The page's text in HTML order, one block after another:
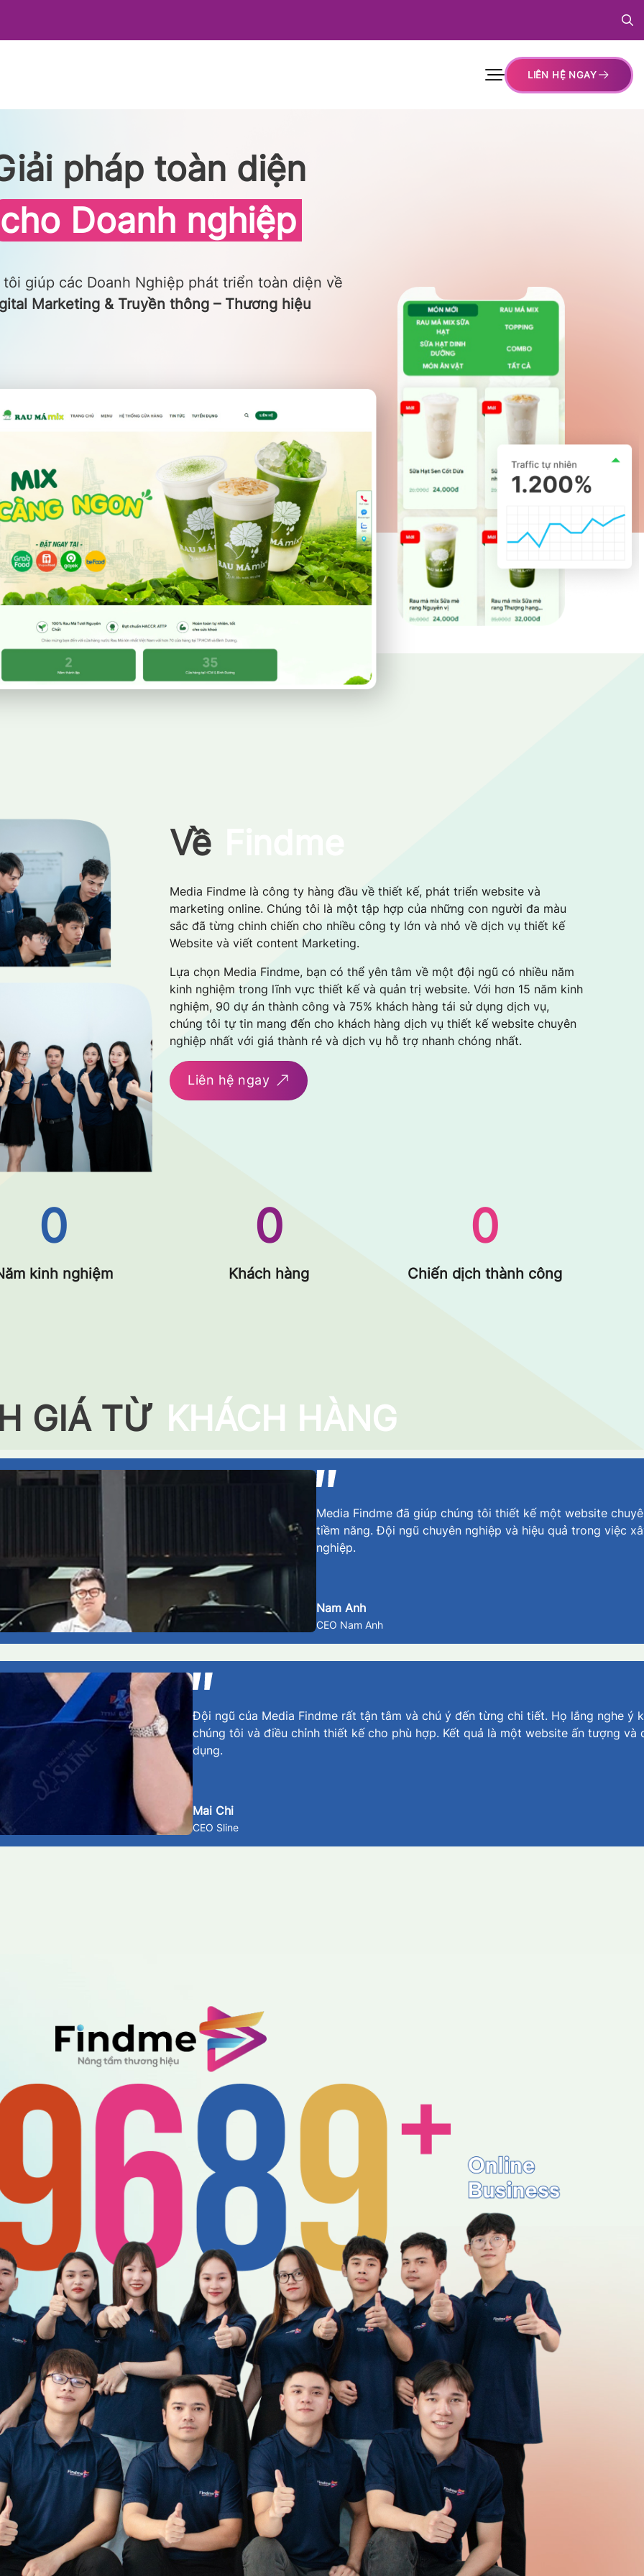
LIÊN HỆ NGAY
pháp toàn diện
cho Doanh nghiệp
giúp các Doanh Nghiệp phát triển toàn diện về
Marketing & Truyền thông – Thương hiệu
Về
Media Findme là công ty hàng đầu về thiết kế, phát triển website và
marketing online. Chúng tôi là một tập hợp của những con người đa màu
sắc đã từng chinh chiến cho nhiều công ty lớn và nhỏ về dịch vụ thiết kế
Website và viết content Marketing.
Lựa chọn Media Findme, bạn có thể yên tâm về một đội ngũ có nhiều năm
kinh nghiệm trong lĩnh vực thiết kế và quản trị website. Với hơn 15 năm kinh
nghiệm, 90 dự án thành công và 75% khách hàng tái sử dụng dịch vụ,
chúng tôi tự tin mang đến cho khách hàng dịch vụ thiết kế website chuyên
nghiệp nhất với giá thành rẻ và dịch vụ hỗ trợ nhanh chóng nhất.
Liên hệ ngay
0
kinh nghiệm
0
Khách hàng
0
Chiến dịch thành công
GIÁ TỪ KHÁCH HÀNG
Media Findme đã giúp chúng tôi thiết kế một website
tiềm năng. Đội ngũ chuyên nghiệp và hiệu quả trong việc
nghiệp.
Nam Anh
CEO Nam Anh
Đội ngũ của Media Findme rất tận tâm và chú ý đến từng chi tiết. Họ lắng nghe ý
chúng tôi và điều chỉnh thiết kế cho phù hợp. Kết quả là một website ấn tượng và
dụng.
Mai Chi
CEO Sline